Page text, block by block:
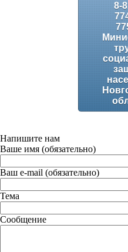
8-
Напишите нам
Ваше имя (обязательно)
Ваш e-mail (обязательно)
Тема
Сообщение